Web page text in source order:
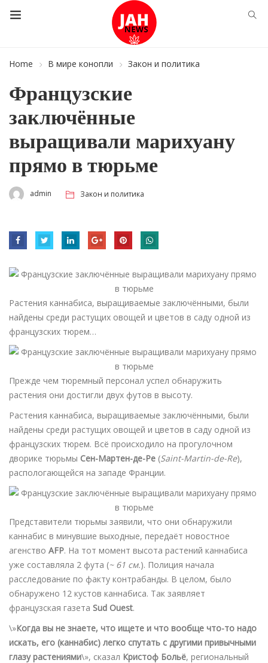
Home В мире конопли Закон и политика
Французские
заключённые
выращивали марихуану
прямо в тюрьме
admin Закон и политика
Растения каннабиса, выращиваемые заключёнными, были
найдены среди растущих овощей и цветов в саду одной из
французских тюрем…
Прежде чем тюремный персонал успел обнаружить
растения они достигли двух футов в высоту.
Растения каннабиса, выращиваемые заключёнными, были
найдены среди растущих овощей и цветов в саду одной из
французских тюрем. Всё происходило на прогулочном
дворике тюрьмы Сен-Мартен-де-Ре (Saint-Martin-de-Re),
распологающейся на западе Франции.
Представители тюрьмы заявили, что они обнаружили
каннабис в минувшие выходные, передаёт новостное
агенство AFP. На тот момент высота растений каннабиса
уже составляла 2 фута (~ 61 см.). Полиция начала
расследование по факту контрабанды. В целом, было
обнаружено 12 кустов каннабиса. Так заявляет
французская газета Sud Ouest.
\»Когда вы не знаете, что ищете и что вообще что-то надо
искать, его (каннабис) легко спутать с другими привычными
глазу растениями\», сказал Кристоф Больё, региональный